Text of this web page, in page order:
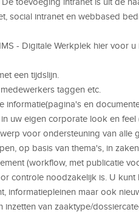
social intranet en webbased
- Digitale Werkplek hier voor u
een tijdslijn.
taggen etc.
informatie(pagina's en
uw eigen corporate look en feel
voor ondersteuning van alle
op basis van thema's, in
(workflow, met publicatie
controle noodzakelijk is. U kunt
informatiepleinen maar ook
inzetten van zaaktype/